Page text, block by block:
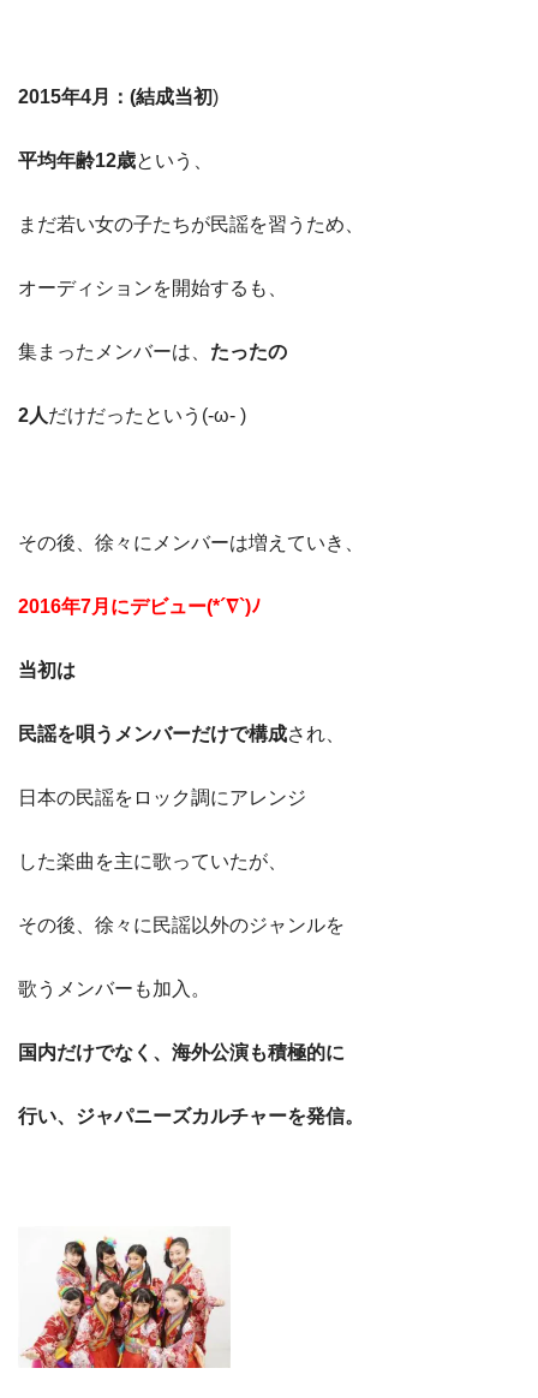
2015年4月：(結成当初)
平均年齢12歳という、
まだ若い女の子たちが民謡を習うため、
オーディションを開始するも、
集まったメンバーは、 たったの
2人だけだったという(-ω- )
その後、徐々にメンバーは増えていき、
2016年7月にデビュー(*´∇`)ﾉ
当初は
民謡を唄うメンバーだけで構成され、
日本の民謡をロック調にアレンジ
した楽曲を主に歌っていたが、
その後、徐々に民謡以外のジャンルを
歌うメンバーも加入。
国内だけでなく、海外公演も積極的に
行い、ジャパニーズカルチャーを発信。